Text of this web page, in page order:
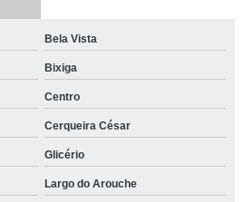
Bela Vista
Bixiga
Centro
Cerqueira César
Glicério
Largo do Arouche